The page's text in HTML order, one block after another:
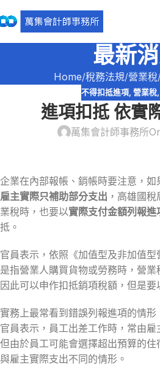
最新
Home 稅務法規 營業稅
不得扣抵進項, 營業稅,
進項扣抵 依實
萬集會計師事務所
企業在內部報帳、銷帳時要注意，
雇主實際只補助部分支出 ，高雄國
業稅時，也要以實際支付金額列報進
抵。
官員表示，依照《加值型及非加值
是指營業人購買貨物或勞務時，營業
因此可以申作扣抵銷項稅額，但是要
實務上最常看到錯誤列報進項的情形
官員表示，員工出差工作時，常由雇
但由於員工可能會選擇超出預算的
與雇主實際支出不同的情形。